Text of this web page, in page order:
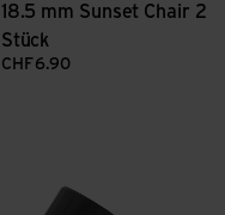
18.5 mm Sunset Chair 2
Stück
CHF6.90